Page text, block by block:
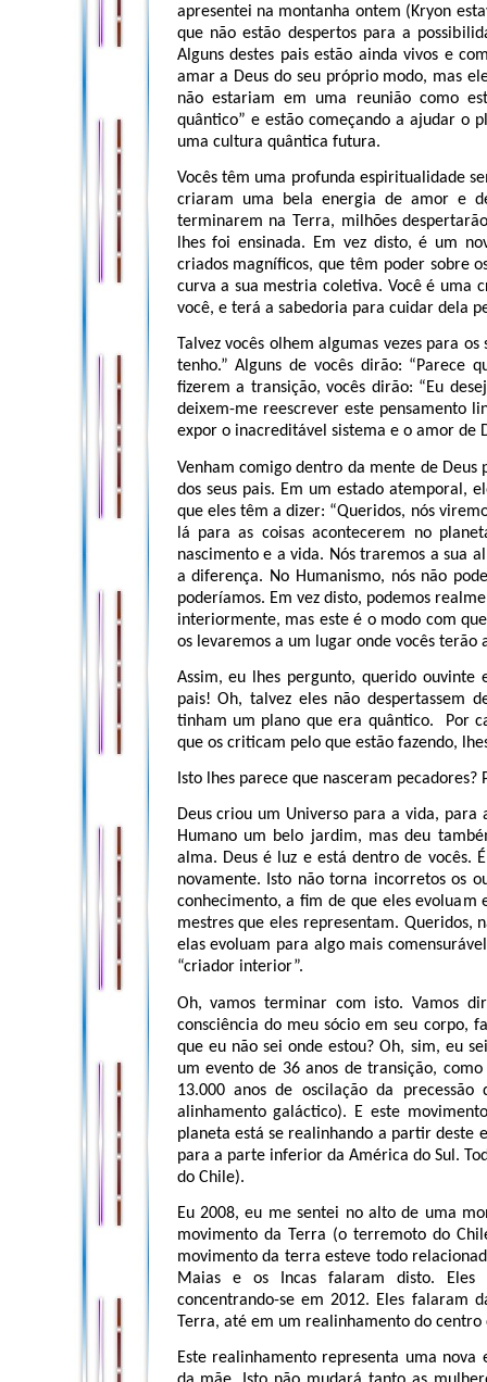
apresentei na montanha ontem (Kryon
que não estão despertos para a
Alguns destes pais estão ainda vivos e
amar a Deus do seu próprio modo, mas
não estariam em uma reunião como
quântico” e estão começando a ajudar o
uma cultura quântica futura.
Vocês têm uma profunda espiritualidade
criaram uma bela energia de amor e
terminarem na Terra, milhões
lhes foi ensinada. Em vez disto, é um
criados magníficos, que têm poder sobre
curva a sua mestria coletiva. Você é
você, e terá a sabedoria para cuidar dela
Talvez vocês olhem algumas vezes para
tenho.” Alguns de vocês dirão: “Parece
fizerem a transição, vocês dirão: “Eu
deixem-me reescrever este pensamento
expor o inacreditável sistema e o amor de
Venham comigo dentro da mente de
dos seus pais. Em um estado atemporal,
que eles têm a dizer: “Queridos, nós
lá para as coisas acontecerem no
nascimento e a vida. Nós traremos a sua
a diferença. No Humanismo, nós não
poderíamos. Em vez disto, podemos
interiormente, mas este é o modo com
os levaremos a um lugar onde vocês terão
Assim, eu lhes pergunto, querido ouvinte
pais! Oh, talvez eles não despertassem
tinham um plano que era quântico. Por
que os criticam pelo que estão fazendo,
Isto lhes parece que nasceram
Deus criou um Universo para a vida, para
Humano um belo jardim, mas deu
alma. Deus é luz e está dentro de vocês.
novamente. Isto não torna incorretos os
conhecimento, a fim de que eles
mestres que eles representam. Queridos,
elas evoluam para algo mais
“criador interior”.
Oh, vamos terminar com isto. Vamos
consciência do meu sócio em seu corpo,
que eu não sei onde estou? Oh, sim, eu
um evento de 36 anos de transição,
13.000 anos de oscilação da
alinhamento galáctico). E este
planeta está se realinhando a partir deste
para a parte inferior da América do Sul.
do Chile).
Eu 2008, eu me sentei no alto de uma
movimento da Terra (o terremoto do
movimento da terra esteve todo
Maias e os Incas falaram disto.
concentrando-se em 2012. Eles falaram
Terra, até em um realinhamento do centro
Este realinhamento representa uma